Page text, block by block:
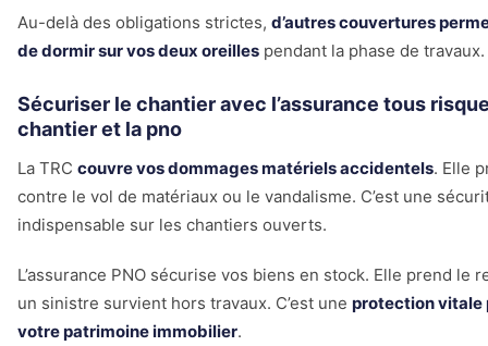
Au-delà des obligations strictes, d’autres couvertures
de dormir sur vos deux oreilles pendant la phase de travaux.
Sécuriser le chantier avec l’assurance tous
chantier et la pno
La TRC couvre vos dommages matériels accidentels. Elle
contre le vol de matériaux ou le vandalisme. C’est une
indispensable sur les chantiers ouverts.
L’assurance PNO sécurise vos biens en stock. Elle prend le
un sinistre survient hors travaux. C’est une protection vitale
votre patrimoine immobilier.